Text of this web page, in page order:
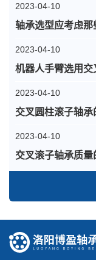
2023-04-10
轴承选型应考虑
2023-04-10
机器人手臂选用
2023-04-10
交叉圆柱滚子轴
2023-04-10
交叉滚子轴承质